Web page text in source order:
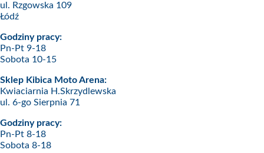
ul. Rzgowska 109
Łódź
Godziny pracy:
Pn-Pt 9-18
Sobota 10-15
Sklep Kibica Moto Arena:
Kwiaciarnia H.Skrzydlewska
ul. 6-go Sierpnia 71
Godziny pracy:
Pn-Pt 8-18
Sobota 8-18